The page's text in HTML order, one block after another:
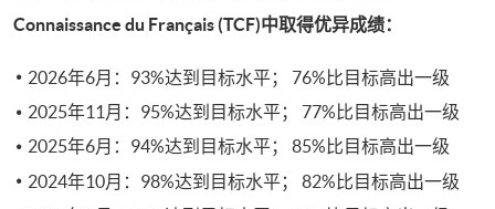
Connaissance du Français (TCF)中取得优异成绩：
2026年6月：93%达到目标水平； 76%比目标高出一级
2025年11月：95%达到目标水平； 77%比目标高出一级
2025年6月：94%达到目标水平； 85%比目标高出一级
2024年10月：98%达到目标水平； 82%比目标高出一级